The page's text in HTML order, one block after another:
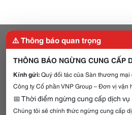
⚠️ Thông báo quan trọng
THÔNG BÁO NGỪNG CUNG CẤP
Kính gửi:Quý đối tác của Sàn thương
Công ty Cổ phần VNP Group – Đơn vị
📅 Thời điểm ngừng cung cấp dịch vụ
Chúng tôi sẽ chính thức ngừng cung cấp